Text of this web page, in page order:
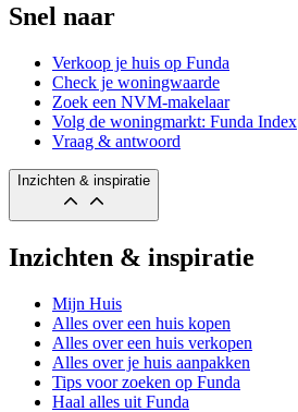
Snel naar
Verkoop je huis op Funda
Check je woningwaarde
Zoek een NVM-makelaar
Volg de woningmarkt: Funda Index
Vraag & antwoord
Inzichten & inspiratie
Inzichten & inspiratie
Mijn Huis
Alles over een huis kopen
Alles over een huis verkopen
Alles over je huis aanpakken
Tips voor zoeken op Funda
Haal alles uit Funda